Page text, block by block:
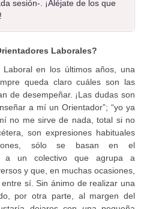
sesión-. ¡Aléjate de los que
Laborales?
en los últimos años, una
queda claro cuáles son las
de desempeñar. ¡Las dudas son
a mí un Orientador”; “yo ya
no me sirve de nada, total si no
son expresiones habituales
sólo se basan en el
a un colectivo que agrupa a
y que, en muchas ocasiones,
sí. Sin ánimo de realizar una
por otra parte, al margen del